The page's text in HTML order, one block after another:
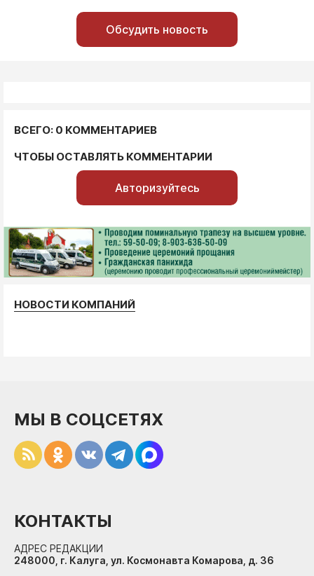
Обсудить новость
ВСЕГО: 0 КОММЕНТАРИЕВ
ЧТОБЫ ОСТАВЛЯТЬ КОММЕНТАРИИ
Авторизуйтесь
НОВОСТИ КОМПАНИЙ
МЫ В СОЦСЕТЯХ
КОНТАКТЫ
АДРЕС РЕДАКЦИИ
248000, г. Калуга, ул. Космонавта Комарова, д. 36